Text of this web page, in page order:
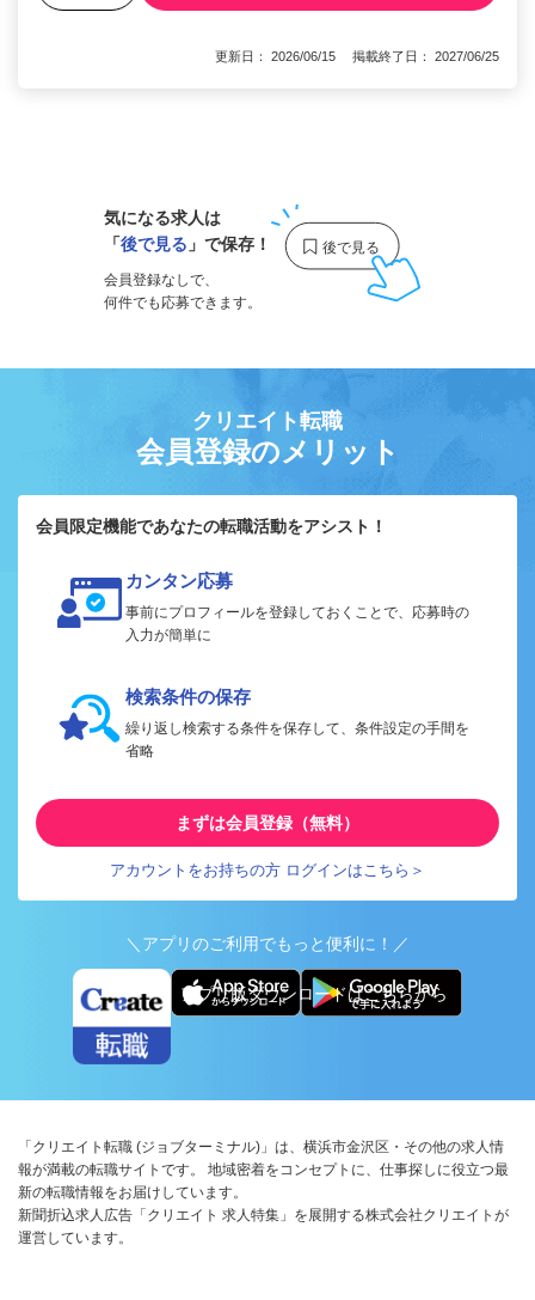
更新日： 2026/06/15 掲載終了日： 2027/06/25
気になる求人は
「後で見る 」で保存！
会員登録なしで、
何件でも応募できます。
クリエイト転職
会員登録のメリット
会員限定機能であなたの転職活動をアシスト！
カンタン応募
事前にプロフィールを登録しておくことで、応募時の
入力が簡単に
検索条件の保存
繰り返し検索する条件を保存して、条件設定の手間を
省略
まずは会員登録（無料）
アカウントをお持ちの方 ログインはこちら＞
＼アプリのご利用でもっと便利に！／
アプリ版ダウンロードはこちらから
「クリエイト転職 (ジョブターミナル)」は、横浜市金沢区・その他の求人情
報が満載の転職サイトです。 地域密着をコンセプトに、仕事探しに役立つ最
新の転職情報をお届けしています。
新聞折込求人広告「クリエイト 求人特集」を展開する株式会社クリエイトが
運営しています。